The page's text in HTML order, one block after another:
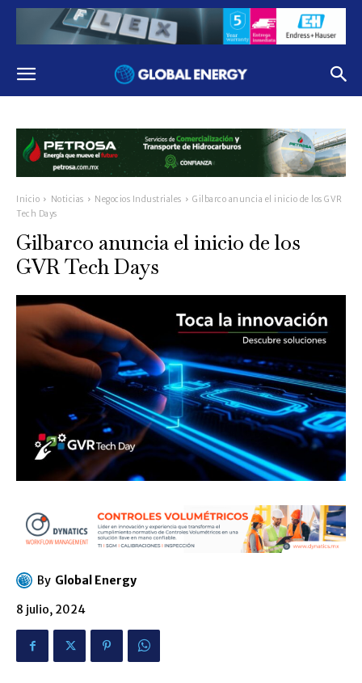
Inicio Noticias Negocios Industriales
Gilbarco anuncia el inicio de los GVR
Tech Days
Gilbarco anuncia el inicio de los
GVR Tech Days
By Global Energy
8 julio, 2024